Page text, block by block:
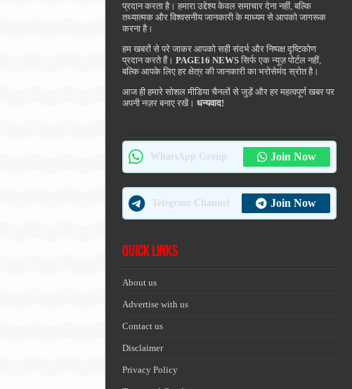
प्रदान करता है। हमारा उद्देश्य केवल समाचार देना नहीं, बल्कि
तथ्यात्मक और विश्वसनीय जानकारी के माध्यम से आपको जागरूक
करना है।
हम खबरों से परे जाकर आपको सही संदर्भ और निष्पक्ष दृष्टिकोण
प्रदान करते हैं। PAGE16 NEWSसिर्फ एक न्यूज़ पोर्टल नहीं,
बल्कि आपके लिए हर क्षेत्र की जानकारी का भरोसेमंद स्रोत है।
आज ही हमारे सोशल मीडिया चैनलों से जुड़ें और हर महत्वपूर्ण खबर पर
अपनी नज़र बनाए रखें। धन्यवाद!
WhatsApp Group Join Now
Telegram Channel Join Now
Quick Links
About us
Advertise with us
Contact us
Disclaimer
Privacy Policy